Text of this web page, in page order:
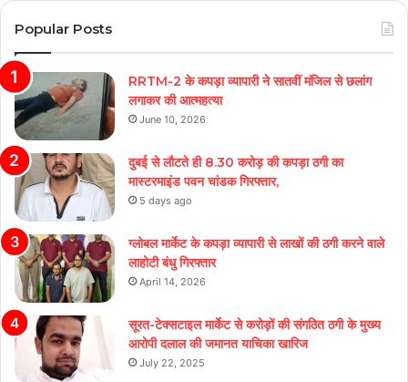
Popular Posts
RRTM-2 के कपड़ा व्यापारी ने सातवीं मंजिल से छलांग
लगाकर की आत्महत्या
June 10, 2026
दुबई से लौटते ही 8.30 करोड़ की कपड़ा ठगी का
मास्टरमाइंड पवन चांडक गिरफ्तार,
5 days ago
ग्लोबल मार्केट के कपड़ा व्यापारी से लाखों की ठगी करने वाले
लाहोटी बंधु गिरफ्तार
April 14, 2026
सूरत-टेक्सटाइल मार्केट से करोड़ों की संगठित ठगी के मुख्य
आरोपी दलाल की जमानत याचिका खारिज
July 22, 2025